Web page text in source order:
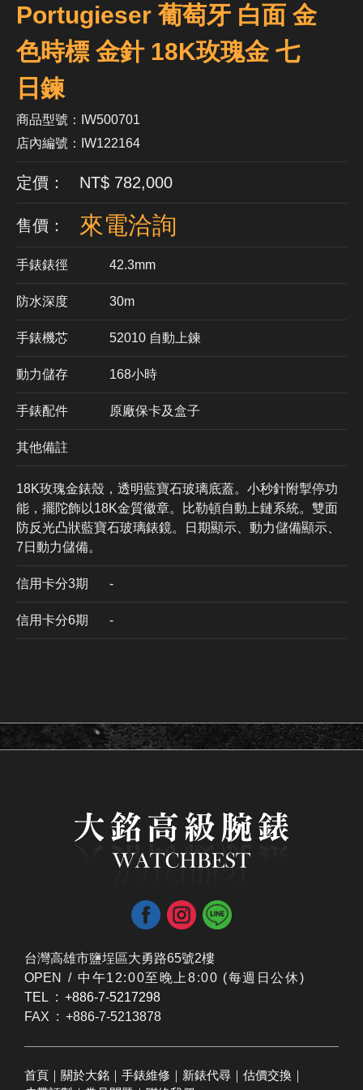
Portugieser 葡萄牙 白面 金
色時標 金針 18K玫瑰金 七
日鍊
商品型號：IW500701
店內編號：IW122164
定價： NT$ 782,000
售價： 來電洽詢
手錶錶徑 42.3mm
防水深度 30m
手錶機芯 ​52010 自動上鍊
動力儲存 168小時
手錶配件 原廠保卡及盒子
其他備註
18K玫瑰金錶殼，透明藍寶石玻璃底蓋。小秒針附掣停功
能，擺陀飾以18K金質徽章。比勒頓自動上鏈系統。雙面
防反光凸狀藍寶石玻璃錶鏡。日期顯示、動力儲備顯示、
7日動力儲備。
信用卡分3期 ​-
信用卡分6期 -
台灣高雄市鹽埕區大勇路65號2樓
OPEN / ​中午12:00至晚上8:00 (每週日公休)
TEL : +886-7-5217298
FAX : +886-7-5213878
首頁 ｜ 關於大銘 ｜ 手錶維修 ｜ 新錶代尋 ｜ 估價交換 ｜